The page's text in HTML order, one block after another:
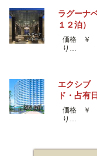
ラグーナ
１２泊）
価格 ￥
り…
エクシブ
ド・占有
価格 ￥
り…